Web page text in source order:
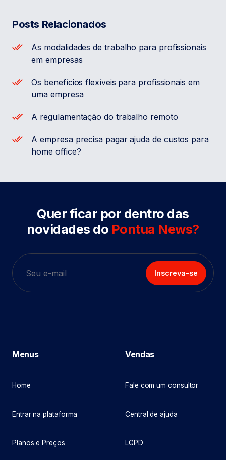
Posts Relacionados
As modalidades de trabalho para profissionais
em empresas
Os benefícios flexíveis para profissionais em
uma empresa
A regulamentação do trabalho remoto
A empresa precisa pagar ajuda de custos para
home office?
Quer ficar por dentro das
novidades do Pontua News?
Inscreva-se
Menus
Home
Entrar na plataforma
Planos e Preços
Vendas
Fale com um consultor
Central de ajuda
LGPD